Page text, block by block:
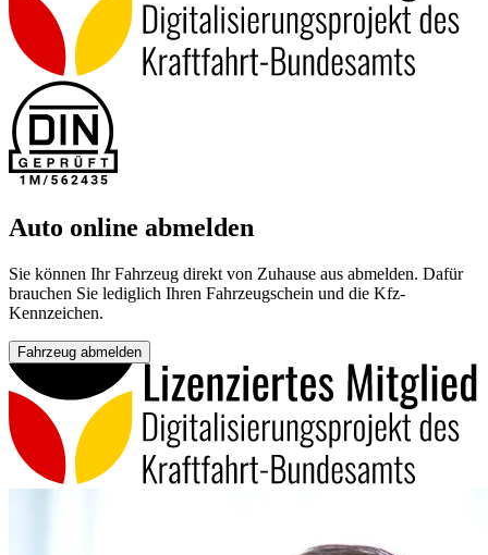
Auto online abmelden
Sie können Ihr Fahrzeug direkt von Zuhause aus abmelden. Dafür
brauchen Sie lediglich Ihren Fahrzeugschein und die Kfz-
Kennzeichen.
Fahrzeug abmelden